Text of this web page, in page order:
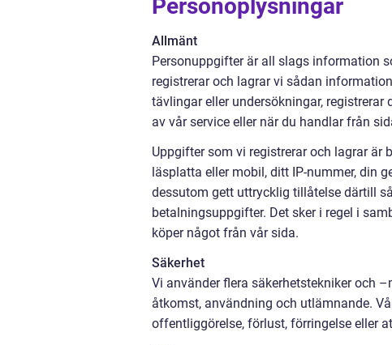
Personoplysningar
Allmänt
Personuppgifter är all slags information
registrerar och lagrar vi sådan
tävlingar eller undersökningar,
av vår service eller när du handlar från
Uppgifter som vi registrerar och lagrar
läsplatta eller mobil, ditt IP-nummer, din
dessutom gett uttrycklig tillåtelse därtill
betalningsuppgifter. Det sker i regel i
köper något från vår sida.
Säkerhet
Vi använder flera säkerhetstekniker och
åtkomst, användning och utlämnande.
offentliggörelse, förlust, förringelse eller